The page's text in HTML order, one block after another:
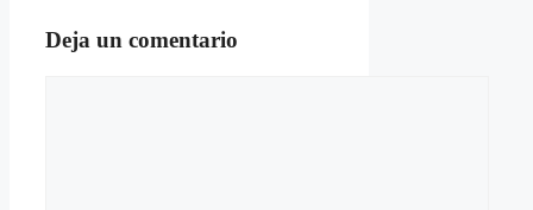
Deja un comentario